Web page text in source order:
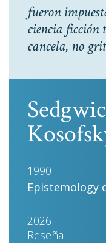
fueron
ciencia ficción
cancela, no
1990
Epistemology
2026
Reseña